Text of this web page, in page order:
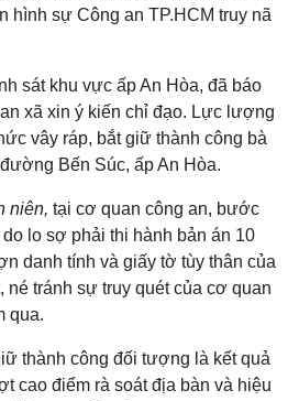
hình sự Công an TP.HCM truy nã
sát khu vực ấp An Hòa, đã báo
xã xin ý kiến chỉ đạo. Lực lượng
vây ráp, bắt giữ thành công bà
Bến Súc, ấp An Hòa.
niên, tại cơ quan công an, bước
lo sợ phải thi hành bản án 10
danh tính và giấy tờ tùy thân của
né tránh sự truy quét của cơ quan
qua.
thành công đối tượng là kết quả
cao điểm rà soát địa bàn và hiệu